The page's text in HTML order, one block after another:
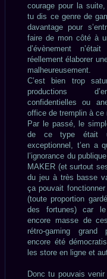
courage pour la
tu dis ce genre de
davantage pour
faire de mon côté à
d’évènement
réellement élaborer
malheureusement.
C’est bien trop
productions
confidentielles ou
office de tremplin à ce
Par le passé, le
de ce type était
exceptionnel, t’en a
l’ignorance du
MAKER (et surtout
du jeu à très basse
ça pouvait fonctionner
(toute proportion
des fortunes) car
encore masse de
rétro-gaming grand
encore été
les store en ligne et
Donc tu pouvais